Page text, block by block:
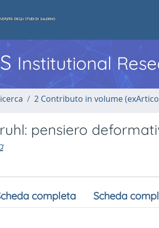
Institutional
2 Contributo in volume
pensiero
completa Scheda